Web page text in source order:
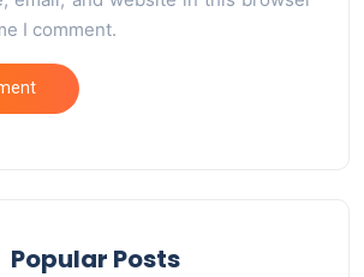
I comment.
Popular Posts